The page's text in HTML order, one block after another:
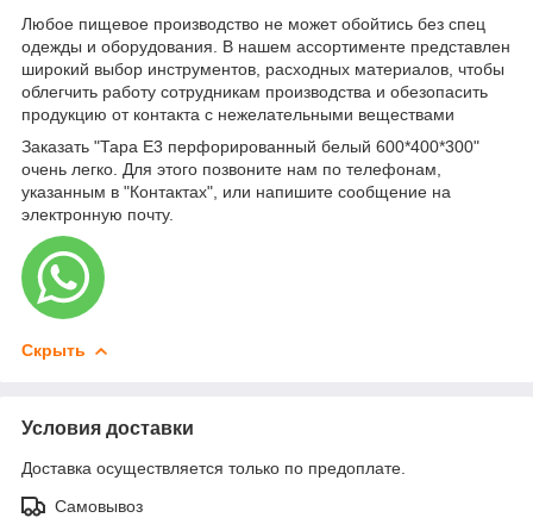
Любое пищевое производство не может обойтись без спец
одежды и оборудования. В нашем ассортименте представлен
широкий выбор инструментов, расходных материалов, чтобы
облегчить работу сотрудникам производства и обезопасить
продукцию от контакта с нежелательными веществами
Заказать "Тара Е3 перфорированный белый 600*400*300"
очень легко. Для этого позвоните нам по телефонам,
указанным в "Контактах", или напишите сообщение на
электронную почту.
Скрыть
Условия доставки
Доставка осуществляется только по предоплате.
Самовывоз